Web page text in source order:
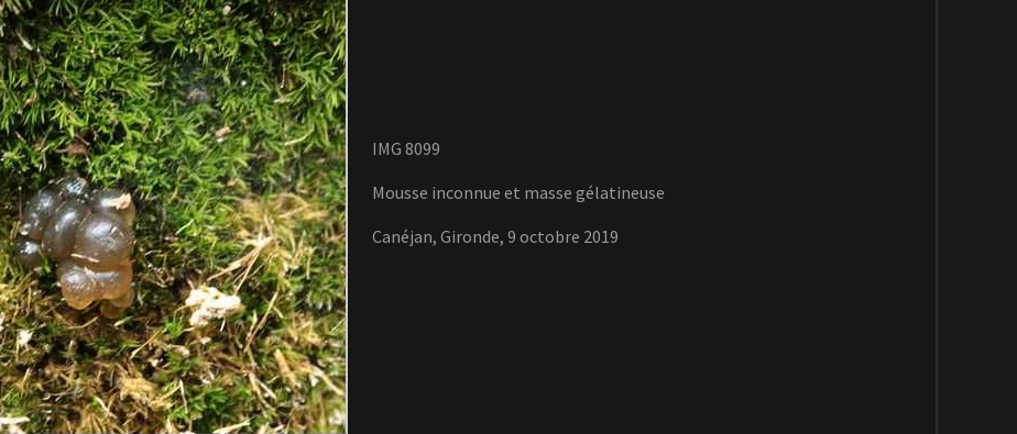
IMG 8099
Mousse inconnue et masse gélatineuse
Canéjan, Gironde, 9 octobre 2019